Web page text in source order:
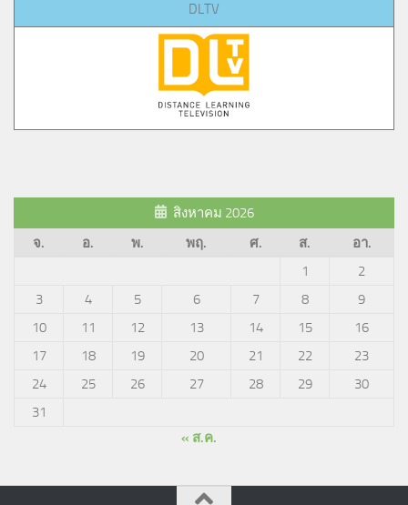
DLTV
สิงหาคม 2026
จ.
อ. พ. พฤ. ศ. ส.
อา.
1
2
3
4 5 6 7 8
9
10
11 12 13 14 15
16
17
18 19 20 21 22
23
24
25 26 27 28 29
30
31
« ส.ค.